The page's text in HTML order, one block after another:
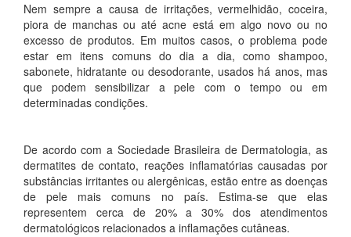
Nem sempre a causa de irritações, vermelhidão, coceira,
piora de manchas ou até acne está em algo novo ou no
excesso de produtos. Em muitos casos, o problema pode
estar em itens comuns do dia a dia, como shampoo,
sabonete, hidratante ou desodorante, usados há anos, mas
que podem sensibilizar a pele com o tempo ou em
determinadas condições.
De acordo com a Sociedade Brasileira de Dermatologia, as
dermatites de contato, reações inflamatórias causadas por
substâncias irritantes ou alergênicas, estão entre as doenças
de pele mais comuns no país. Estima-se que elas
representem cerca de 20% a 30% dos atendimentos
dermatológicos relacionados a inflamações cutâneas.